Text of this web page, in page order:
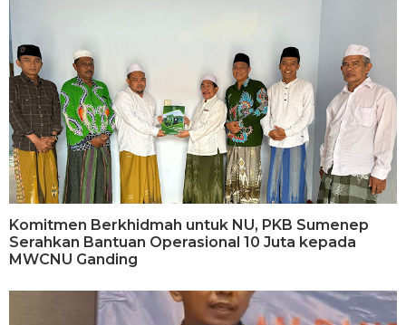
Komitmen Berkhidmah untuk NU, PKB Sumenep
Serahkan Bantuan Operasional 10 Juta kepada
MWCNU Ganding